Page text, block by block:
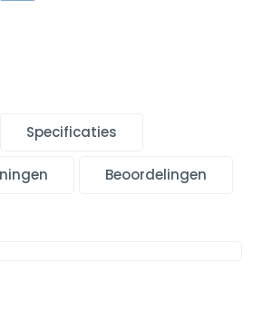
Specificaties
Beoordelingen